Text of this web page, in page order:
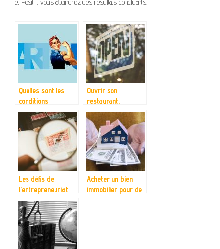
et Positif, vous atteindrez des résultats concluants.
Quelles sont les
conditions
inhérentes à la
création d’une
entreprise ?
Ouvrir son
restaurant,
comment faire ?
Les défis de
l’entrepreneuriat
Acheter un bien
immobilier pour de